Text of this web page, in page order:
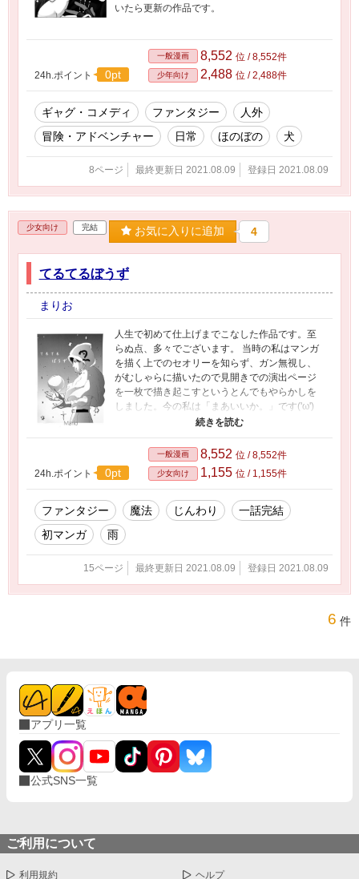
いたら更新の作品です。
24h.ポイント 0pt
一般漫画 8,552 位 / 8,552件
少年向け 2,488 位 / 2,488件
ギャグ・コメディ ファンタジー
人外
冒険・アドベンチャー
日常 ほのぼの 犬
8ページ 最終更新日 2021.08.09 登録日 2021.08.09
少女向け 完結 お気に入りに追加 4
てるてるぼうず
まりお
人生で初めて仕上げまでこなした作品です。至
らぬ点、多々でございます。 当時の私はマンガ
を描く上でのセオリーを知らず、ガン無視し、
がむしゃらに描いたので見開きでの演出ページ
を一枚で描き起こすというとんでもやらかしを
しました。今の私は「まあいいか。」です('ω')
いまでもセオリーはよく理解しておりません。
く物語になれたらと思います。 Pixivで上げてい
るマンガを追って更新しています。
24h.ポイント
0pt
一般漫画 8,552 位 / 8,552件
少女向け 1,155 位 / 1,155件
ファンタジー 魔法 じんわり
一話完結
初マンガ
雨
15ページ 最終更新日 2021.08.09 登録日 2021.08.09
6 件
アプリ一覧
公式SNS一覧
ご利用について
利用規約 ヘルプ